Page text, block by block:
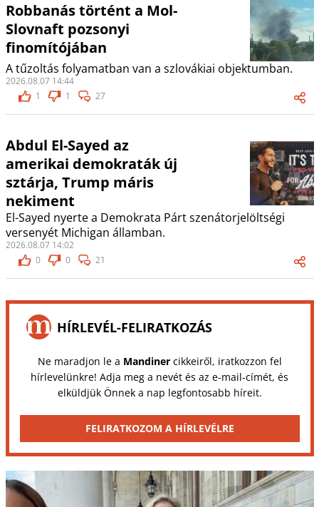
Robbanás történt a Mol-
Slovnaft pozsonyi
finomítójában
A tűzoltás folyamatban van a szlovákiai objektumban.
2026.08.07 14:44
1
1 27
Abdul El-Sayed az
amerikai demokraták új
sztárja, Trump máris
nekiment
El-Sayed nyerte a Demokrata Párt szenátorjelöltségi
versenyét Michigan államban.
2026.08.07 14:02
0
0 21
HÍRLEVÉL-FELIRATKOZÁS
Ne maradjon le a Mandinercikkeiről, iratkozzon fel
hírlevelünkre! Adja meg a nevét és az e-mail-címét, és
elküldjük Önnek a nap legfontosabb híreit.
FELIRATKOZOM A HÍRLEVÉLRE